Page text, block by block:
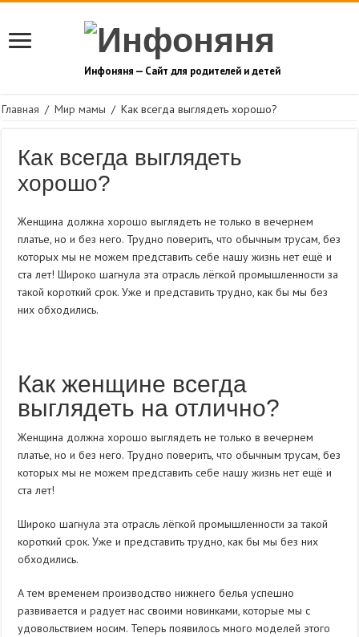
Инфоняня — Сайт для родителей и детей
Главная / Мир мамы / Как всегда выглядеть хорошо?
Как всегда выглядеть
хорошо?
Женщина должна хорошо выглядеть не только в вечернем
платье, но и без него. Трудно поверить, что обычным трусам, без
которых мы не можем представить себе нашу жизнь нет ещё и
ста лет! Широко шагнула эта отрасль лёгкой промышленности за
такой короткий срок. Уже и представить трудно, как бы мы без
них обходились.
Как женщине всегда
выглядеть на отлично?
Женщина должна хорошо выглядеть не только в вечернем
платье, но и без него. Трудно поверить, что обычным трусам, без
которых мы не можем представить себе нашу жизнь нет ещё и
ста лет!
Широко шагнула эта отрасль лёгкой промышленности за такой
короткий срок. Уже и представить трудно, как бы мы без них
обходились.
А тем временем производство нижнего белья успешно
развивается и радует нас своими новинками, которые мы с
удовольствием носим. Теперь появилось много моделей этого